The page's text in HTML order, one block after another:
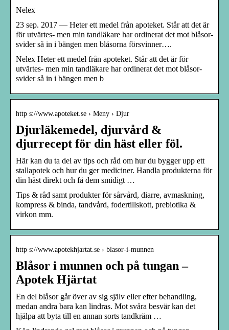
Nelex
23 sep. 2017 — Heter ett medel från apoteket. Står att det är
för utvärtes- men min tandläkare har ordinerat det mot blåsor-
svider så in i bängen men blåsorna försvinner….
Nelex Heter ett medel från apoteket. Står att det är för
utvärtes- men min tandläkare har ordinerat det mot blåsor-
svider så in i bängen men b
http s://www.apoteket.se › Meny › Djur
Djurläkemedel, djurvård &
djurrecept för din häst eller föl.
Här kan du ta del av tips och råd om hur du bygger upp ett
stallapotek och hur du ger mediciner. Handla produkterna för
din häst direkt och få dem smidigt …
Tips & råd samt produkter för sårvård, diarre, avmaskning,
kompress & binda, tandvård, fodertillskott, prebiotika &
virkon mm.
http s://www.apotekhjartat.se › blasor-i-munnen
Blåsor i munnen och på tungan –
Apotek Hjärtat
En del blåsor går över av sig själv eller efter behandling,
medan andra bara kan lindras. Mot svåra besvär kan det
hjälpa att byta till en annan sorts tandkräm …